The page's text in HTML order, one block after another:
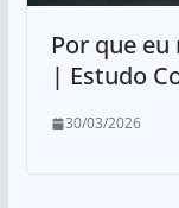
Por que
| Estudo
30/03/2026